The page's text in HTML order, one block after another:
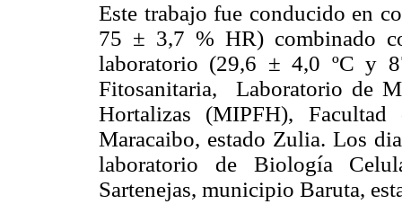
Este trabajo fue conducido en
75 ± 3,7 % HR) combinado
laboratorio (29,6 ± 4,0 ºC y
Fitosanitaria, Laboratorio de
Hortalizas (MIPFH),
Maracaibo, estado Zulia. Los
laboratorio de Biología
Sartenejas, municipio Baruta,